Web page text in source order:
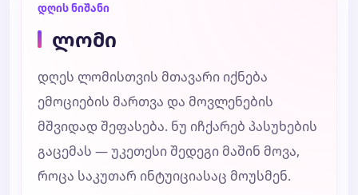
დღის ნიშანი
ლომი
დღეს ლომისთვის მთავარი იქნება
ემოციების მართვა და მოვლენების
მშვიდად შეფასება. ნუ იჩქარებ პასუხების
გაცემას — უკეთესი შედეგი მაშინ მოვა,
როცა საკუთარ ინტუიციასაც მოუსმენ.